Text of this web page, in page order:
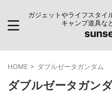
ガジェットやライフスタイ
キャンプ道具な
HOME > ダブルゼータガンダム
ダブルゼータガン